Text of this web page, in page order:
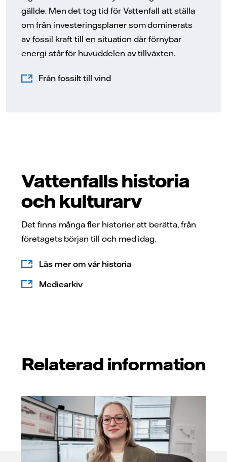
gällde. Men det tog tid för Vattenfall att ställa
om från investeringsplaner som dominerats
av fossil kraft till en situation där förnybar
energi står för huvuddelen av tillväxten.
Från fossilt till vind
Vattenfalls historia
och kulturarv
Det finns många fler historier att berätta, från
företagets början till och med idag.
Läs mer om vår historia
Mediearkiv
Relaterad information